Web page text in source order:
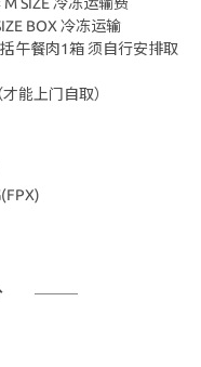
BOX 冷冻运输
午餐肉1箱 须自行安排取
能上门自取）